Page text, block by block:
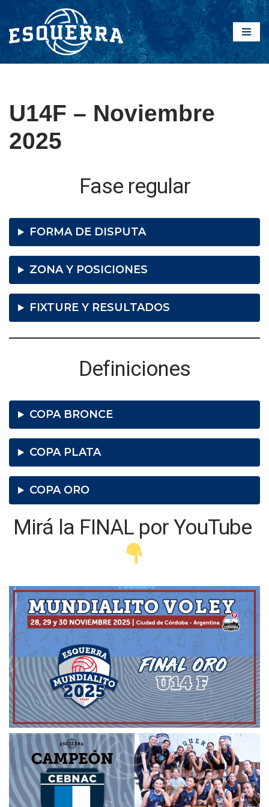
Saltar
al
contenido
U14F – Noviembre
2025
Fase regular
FORMA DE DISPUTA
ZONA Y POSICIONES
FIXTURE Y RESULTADOS
Definiciones
COPA BRONCE
COPA PLATA
COPA ORO
Mirá la FINAL por YouTube